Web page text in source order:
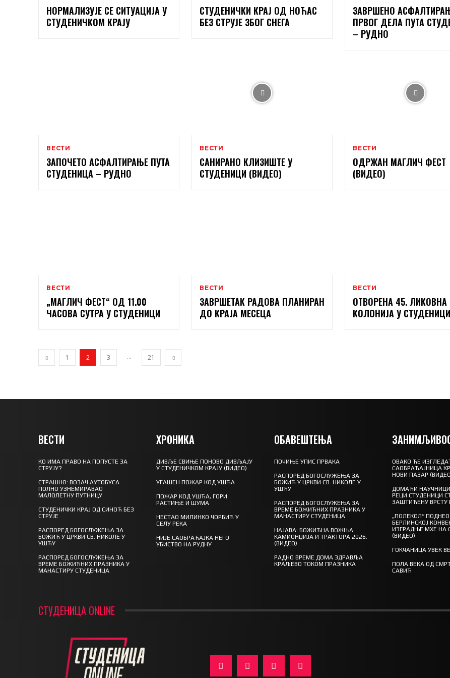
НОРМАЛИЗУЈЕ СЕ СИТУАЦИЈА У
СТУДЕНИЧКОМ КРАЈУ
СТУДЕНИЧКИ КРАЈ ОД НОЋАС
БЕЗ СТРУЈЕ ЗБОГ СНЕГА
ЗАВРШЕНО
ПРВОГ ДЕЛА ПУТА
– РУДНО
ВЕСТИ
ЗАПОЧЕТО АСФАЛТИРАЊЕ ПУТА
СТУДЕНИЦА – РУДНО
ВЕСТИ
САНИРАНО КЛИЗИШТЕ У
СТУДЕНИЦИ (ВИДЕО)
ВЕСТИ
ОДРЖАН МАГЛИЧ ФЕСТ
(ВИДЕО)
ВЕСТИ
„МАГЛИЧ ФЕСТ“ ОД 11.00
ЧАСОВА СУТРА У СТУДЕНИЦИ
ВЕСТИ
ЗАВРШЕТАК РАДОВА ПЛАНИРАН
ДО КРАЈА МЕСЕЦА
ВЕСТИ
ОТВОРЕНА 45. ЛИКОВНА
КОЛОНИЈА У СТУДЕНИЦИ
1 2 3 ... 21
ВЕСТИ
КО ИМА ПРАВО НА ПОПУСТЕ ЗА
СТРУЈУ?
СТРАШНО: ВОЗАЧ АУТОБУСА
ПОЛНО УЗНЕМИРАВАО
МАЛОЛЕТНУ ПУТНИЦУ
СТУДЕНИЧКИ КРАЈ ОД СИНОЋ БЕЗ
СТРУЈЕ
РАСПОРЕД БОГОСЛУЖЕЊА ЗА
БОЖИЋ У ЦРКВИ СВ. НИКОЛЕ У
УШЋУ
РАСПОРЕД БОГОСЛУЖЕЊА ЗА
ВРЕМЕ БОЖИЋНИХ ПРАЗНИКА У
МАНАСТИРУ СТУДЕНИЦА
ХРОНИКА
ДИВЉЕ СВИЊЕ ПОНОВО ДИВЉАЈУ
У СТУДЕНИЧКОМ КРАЈУ (ВИДЕО)
УГАШЕН ПОЖАР КОД УШЋА
ПОЖАР КОД УШЋА, ГОРИ
РАСТИЊЕ И ШУМА
НЕСТАО МИЛИНКО ЧОРБИЋ У
СЕЛУ РЕКА
НИЈЕ САОБРАЋАЈКА НЕГО
УБИСТВО НА РУДНУ
ОБАВЕШТЕЊА
ПОЧИЊЕ УПИС ПРВАКА
РАСПОРЕД БОГОСЛУЖЕЊА ЗА
БОЖИЋ У ЦРКВИ СВ. НИКОЛЕ У
УШЋУ
РАСПОРЕД БОГОСЛУЖЕЊА ЗА
ВРЕМЕ БОЖИЋНИХ ПРАЗНИКА У
МАНАСТИРУ СТУДЕНИЦА
НАЈАВА: БОЖИЋНА ВОЖЊА
КАМИОНЏИЈА И ТРАКТОРА 2026.
(ВИДЕО)
РАДНО ВРЕМЕ ДОМА ЗДРАВЉА
КРАЉЕВО ТОКОМ ПРАЗНИКА
ОВАКО ЋЕ
САОБРАЋАЈНИЦА
НОВИ ПАЗАР
ДОМАЋИ
РЕЦИ СТУДЕНИЦИ
ЗАШТИЋЕНУ ВРСТУ
„ПОЛЕКОЛ“
БЕРЛИНСКОЈ
ИЗГРАДЊЕ МХЕ НА
(ВИДЕО)
ГОКЧАНИЦА УВЕК
ПОЛА ВЕКА ОД
САВИЋ
СТУДЕНИЦА ONLINE